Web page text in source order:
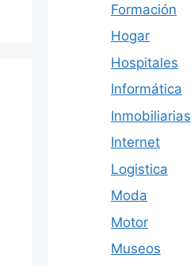
Formación
Hogar
Hospitales
Informática
Inmobiliarias
Internet
Logistica
Moda
Motor
Museos